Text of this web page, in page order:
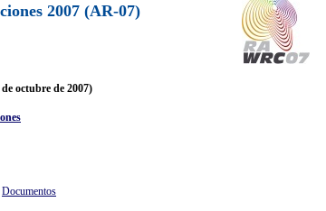
2007 (AR-07)
octubre de 2007)
Documentos